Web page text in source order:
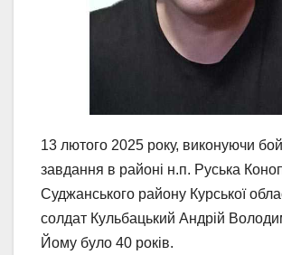
13 лютого 2025 року, виконуючи
завдання в районі н.п. Руська
Суджанського району Курської
солдат Кульбацький Андрій
Йому було 40 років.